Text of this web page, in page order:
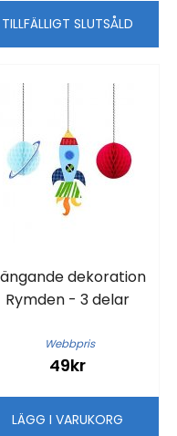
TILLFÄLLIGT SLUTSÅLD
dekoration
Rymden - 3 delar
Webbpris
49kr
LÄGG I VARUKORG